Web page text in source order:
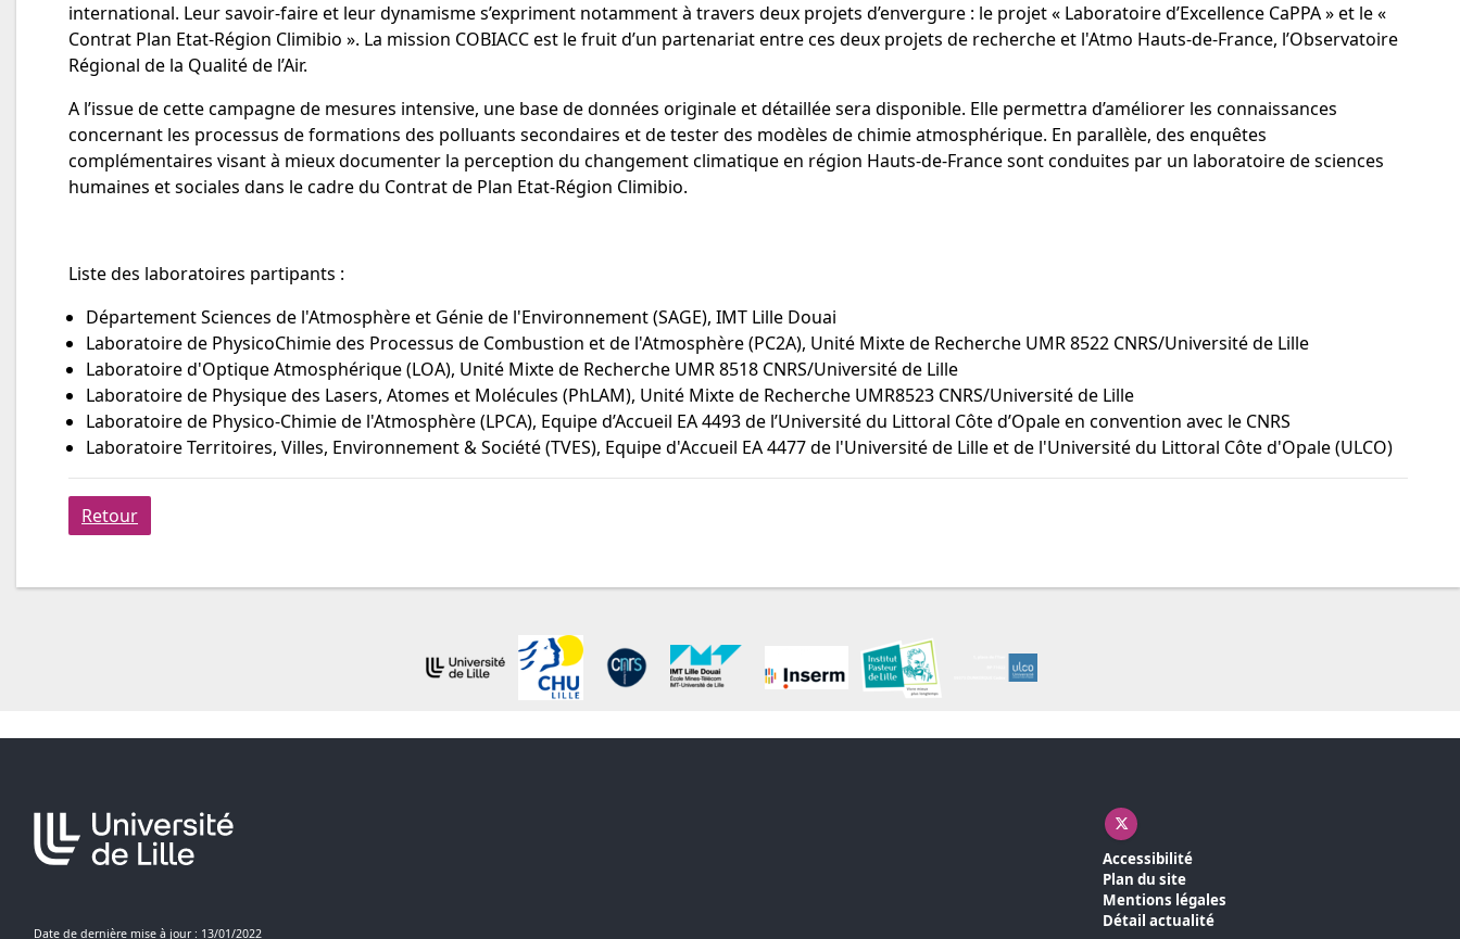
international. Leur savoir-faire et leur dynamisme s’expriment notamment à travers deux projets d’envergure : le projet « Laboratoire d’Excellence CaPPA » et le «
Contrat Plan Etat-Région Climibio ». La mission COBIACC est le fruit d’un partenariat entre ces deux projets de recherche et l'Atmo Hauts-de-France, l’Observatoire
Régional de la Qualité de l’Air.
A l’issue de cette campagne de mesures intensive, une base de données originale et détaillée sera disponible. Elle permettra d’améliorer les connaissances
concernant les processus de formations des polluants secondaires et de tester des modèles de chimie atmosphérique. En parallèle, des enquêtes
complémentaires visant à mieux documenter la perception du changement climatique en région Hauts-de-France sont conduites par un laboratoire de sciences
humaines et sociales dans le cadre du Contrat de Plan Etat-Région Climibio.
Liste des laboratoires partipants :
Département Sciences de l'Atmosphère et Génie de l'Environnement (SAGE), IMT Lille Douai
Laboratoire de PhysicoChimie des Processus de Combustion et de l'Atmosphère (PC2A), Unité Mixte de Recherche UMR 8522 CNRS/Université de Lille
Laboratoire d'Optique Atmosphérique (LOA), Unité Mixte de Recherche UMR 8518 CNRS/Université de Lille
Laboratoire de Physique des Lasers, Atomes et Molécules (PhLAM), Unité Mixte de Recherche UMR8523 CNRS/Université de Lille
Laboratoire de Physico-Chimie de l'Atmosphère (LPCA), Equipe d’Accueil EA 4493 de l’Université du Littoral Côte d’Opale en convention avec le CNRS
Laboratoire Territoires, Villes, Environnement & Société (TVES), Equipe d'Accueil EA 4477 de l'Université de Lille et de l'Université du Littoral Côte d'Opale (ULCO)
Retour
Date de dernière mise à jour : 13/01/2022
X ( nouvelle fenêtre)
Accessibilité
Plan du site
Mentions légales
Détail actualité